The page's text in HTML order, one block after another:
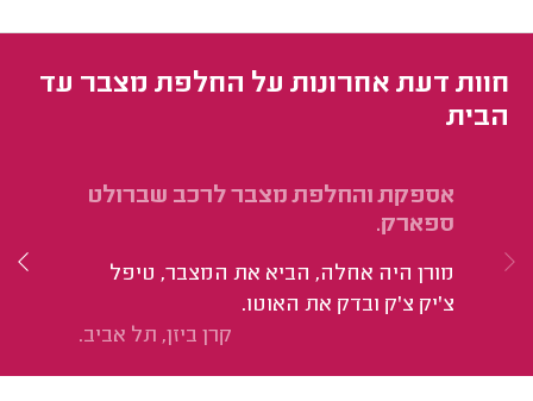
חוות דעת אחרונות על החלפת מצבר עד
הבית
אספקת והחלפת מצבר לרכב שברולט
ספארק.
מורן היה אחלה, הביא את המצבר, טיפל
צ'יק צ'ק ובדק את האוטו.
קרן ביזן, תל אביב.